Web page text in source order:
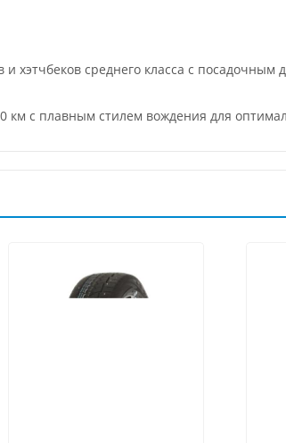
и хэтчбеков среднего класса с
км с плавным стилем вождения для